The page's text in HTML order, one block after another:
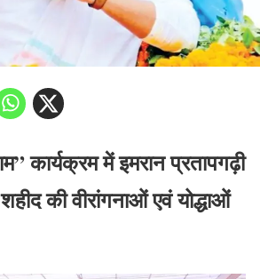
कार्यक्रम मेंइमरान प्रतापगढ़ी
की वीरांगनाओं एवं योद्धाओं